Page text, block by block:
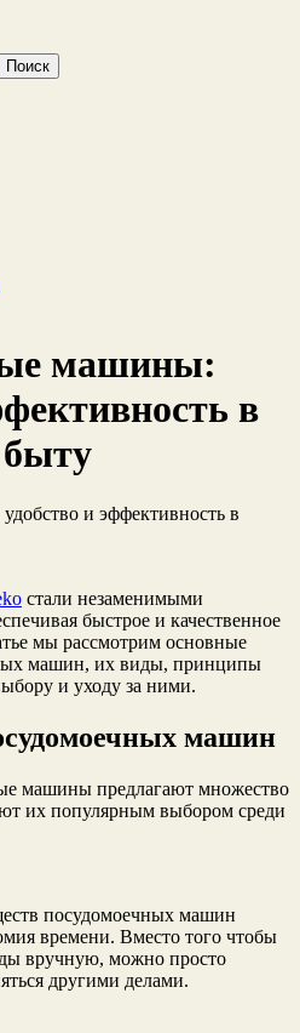
машины:
в
стали незаменимыми
быстрое и качественное
мы рассмотрим основные
машин, их виды, принципы
и уходу за ними.
машин
машины предлагают множество
их популярным выбором среди
посудомоечных машин
времени. Вместо того чтобы
вручную, можно просто
другими делами.